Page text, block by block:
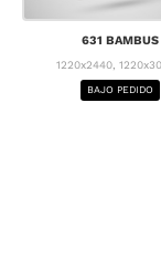
631 BAMBUS
1220x2440,
BAJO PEDIDO